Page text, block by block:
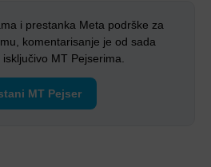
i prestanka Meta podrške za
komentarisanje je od sada
MT Pejserima.
MT Pejser